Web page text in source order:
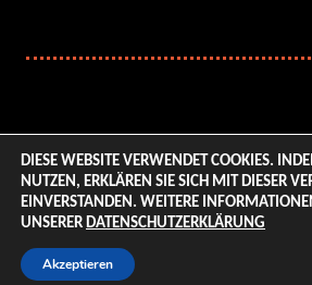
© 2026 ENTERTAINMENT BASE –
All Rights Reserved. | Based on
DIESE WEBSITE VERWENDET COOKIES.
NUTZEN, ERKLÄREN SIE SICH MIT DIESER
EINVERSTANDEN. WEITERE
UNSERER DATENSCHUTZERKLÄRUNG
Akzeptieren